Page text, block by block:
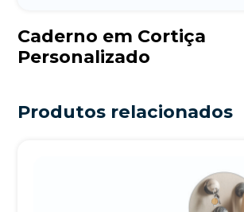
Caderno em Cortiça
Personalizado
Produtos relacionados